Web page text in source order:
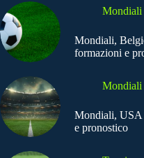
Mondiali
Mondiali,
formazioni e
Mondiali
Mondiali, USA
e pronostico